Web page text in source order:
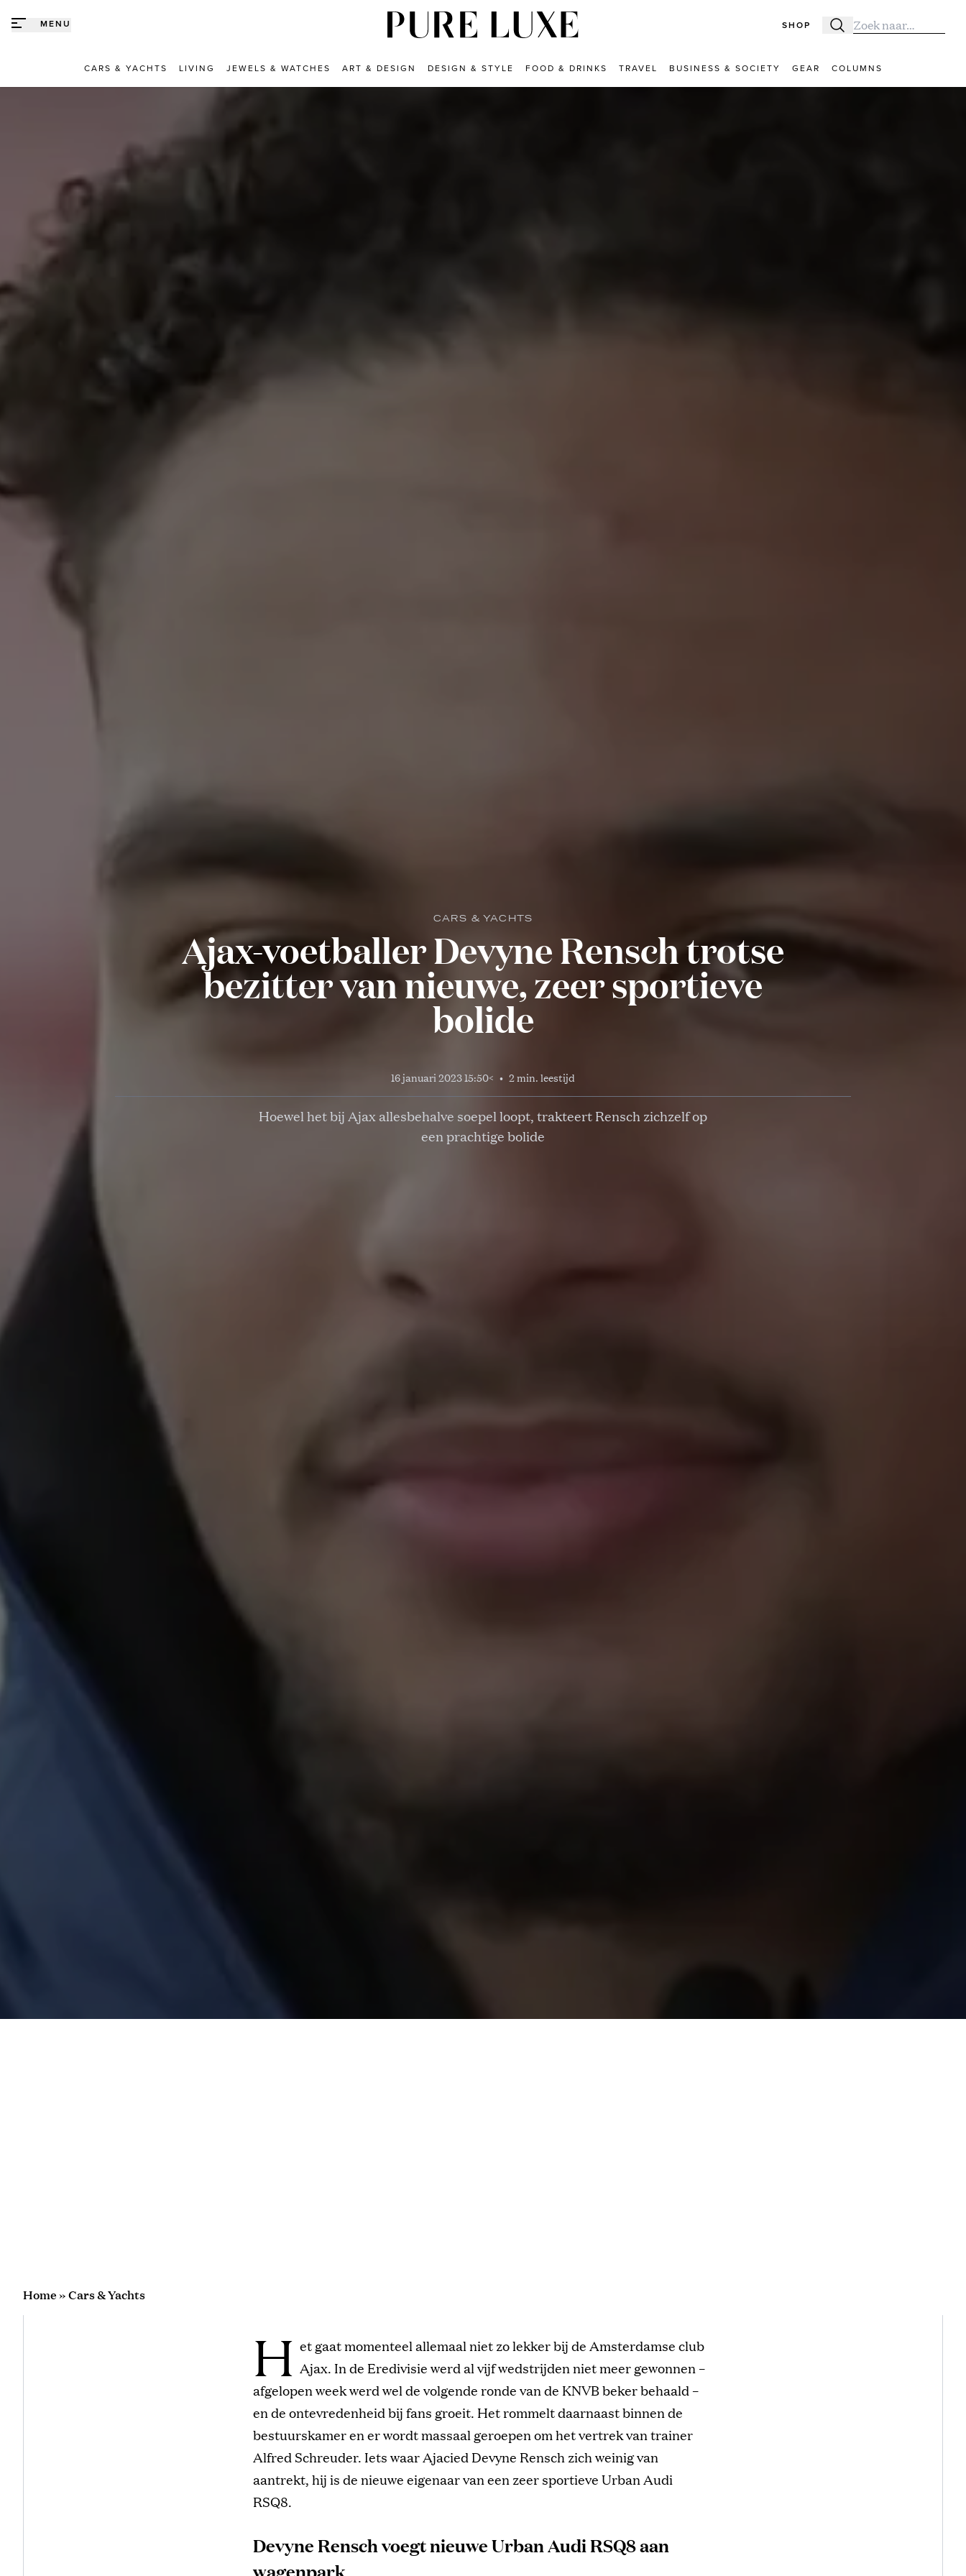
MENU SHOP Zoeken
Zoek naar:
CARS & YACHTS LIVING JEWELS & WATCHES ART & DESIGN DESIGN & STYLE FOOD & DRINKS TRAVEL BUSINESS & SOCIETY GEAR COLUMNS
CARS & YACHTS
Ajax-voetballer Devyne Rensch trotse
bezitter van nieuwe, zeer sportieve
bolide
16 januari 2023 15:50< • 2 min. leestijd
Hoewel het bij Ajax allesbehalve soepel loopt, trakteert Rensch zichzelf op
een prachtige bolide
Home»Cars & Yachts
H et gaat momenteel allemaal niet zo lekker bij de Amsterdamse club
Ajax. In de Eredivisie werd al vijf wedstrijden niet meer gewonnen –
afgelopen week werd wel de volgende ronde van de KNVB beker behaald –
en de ontevredenheid bij fans groeit. Het rommelt daarnaast binnen de
bestuurskamer en er wordt massaal geroepen om het vertrek van trainer
Alfred Schreuder. Iets waar Ajacied Devyne Rensch zich weinig van
aantrekt, hij is de nieuwe eigenaar van een zeer sportieve Urban Audi
RSQ8.
Devyne Rensch voegt nieuwe Urban Audi RSQ8 aan
wagenpark